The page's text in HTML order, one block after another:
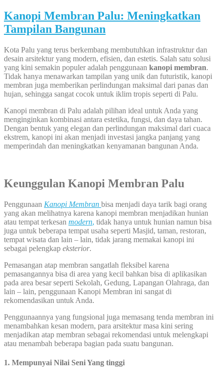
Kanopi Membran Palu: Meningkatkan
Tampilan Bangunan
Kota Palu yang terus berkembang membutuhkan infrastruktur dan
desain arsitektur yang modern, efisien, dan estetis. Salah satu solusi
yang kini semakin populer adalah penggunaan kanopi membran.
Tidak hanya menawarkan tampilan yang unik dan futuristik, kanopi
membran juga memberikan perlindungan maksimal dari panas dan
hujan, sehingga sangat cocok untuk iklim tropis seperti di Palu.
Kanopi membran di Palu adalah pilihan ideal untuk Anda yang
menginginkan kombinasi antara estetika, fungsi, dan daya tahan.
Dengan bentuk yang elegan dan perlindungan maksimal dari cuaca
ekstrem, kanopi ini akan menjadi investasi jangka panjang yang
memperindah dan meningkatkan kenyamanan bangunan Anda.
Keunggulan Kanopi Membran Palu
Penggunaan Kanopi Membran bisa menjadi daya tarik bagi orang
yang akan melihatnya karena kanopi membran menjadikan hunian
atau tempat terkesan modern, tidak hanya untuk hunian namun bisa
juga untuk beberapa tempat usaha seperti Masjid, taman, restoran,
tempat wisata dan lain – lain, tidak jarang memakai kanopi ini
sebagai pelengkap eksterior.
Pemasangan atap membran sangatlah fleksibel karena
pemasangannya bisa di area yang kecil bahkan bisa di aplikasikan
pada area besar seperti Sekolah, Gedung, Lapangan Olahraga, dan
lain – lain, penggunaan Kanopi Membran ini sangat di
rekomendasikan untuk Anda.
Penggunaannya yang fungsional juga memasang tenda membran ini
menambahkan kesan modern, para arsitektur masa kini sering
menjadikan atap membran sebagai rekomendasi untuk melengkapi
atau menambah beberapa bagian pada suatu bangunan.
1. Mempunyai Nilai Seni Yang tinggi